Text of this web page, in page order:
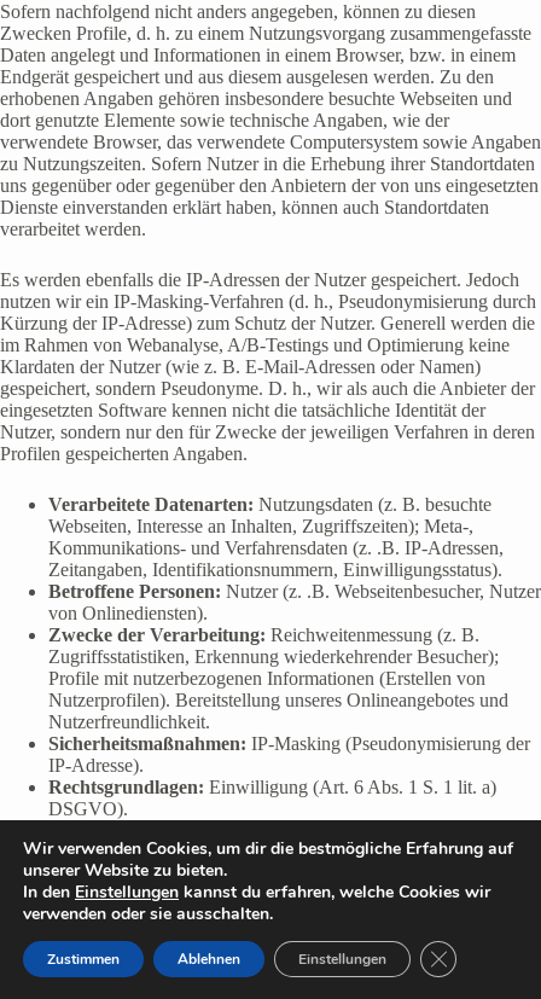
Sofern nachfolgend nicht anders angegeben, können zu diesen
Zwecken Profile, d. h. zu einem Nutzungsvorgang zusammengefasste
Daten angelegt und Informationen in einem Browser, bzw. in einem
Endgerät gespeichert und aus diesem ausgelesen werden. Zu den
erhobenen Angaben gehören insbesondere besuchte Webseiten und
dort genutzte Elemente sowie technische Angaben, wie der
verwendete Browser, das verwendete Computersystem sowie Angaben
zu Nutzungszeiten. Sofern Nutzer in die Erhebung ihrer Standortdaten
uns gegenüber oder gegenüber den Anbietern der von uns eingesetzten
Dienste einverstanden erklärt haben, können auch Standortdaten
verarbeitet werden.
Es werden ebenfalls die IP-Adressen der Nutzer gespeichert. Jedoch
nutzen wir ein IP-Masking-Verfahren (d. h., Pseudonymisierung durch
Kürzung der IP-Adresse) zum Schutz der Nutzer. Generell werden die
im Rahmen von Webanalyse, A/B-Testings und Optimierung keine
Klardaten der Nutzer (wie z. B. E-Mail-Adressen oder Namen)
gespeichert, sondern Pseudonyme. D. h., wir als auch die Anbieter der
eingesetzten Software kennen nicht die tatsächliche Identität der
Nutzer, sondern nur den für Zwecke der jeweiligen Verfahren in deren
Profilen gespeicherten Angaben.
Verarbeitete Datenarten: Nutzungsdaten (z. B. besuchte
Webseiten, Interesse an Inhalten, Zugriffszeiten); Meta-,
Kommunikations- und Verfahrensdaten (z. .B. IP-Adressen,
Zeitangaben, Identifikationsnummern, Einwilligungsstatus).
Betroffene Personen: Nutzer (z. .B. Webseitenbesucher, Nutzer
von Onlinediensten).
Zwecke der Verarbeitung: Reichweitenmessung (z. B.
Zugriffsstatistiken, Erkennung wiederkehrender Besucher);
Profile mit nutzerbezogenen Informationen (Erstellen von
Nutzerprofilen). Bereitstellung unseres Onlineangebotes und
Nutzerfreundlichkeit.
Sicherheitsmaßnahmen: IP-Masking (Pseudonymisierung der
IP-Adresse).
Rechtsgrundlagen: Einwilligung (Art. 6 Abs. 1 S. 1 lit. a)
DSGVO).
Weitere Hinweise zu Verarbeitungsprozessen, Verfahren und
Diensten:
Messung und Analyse der Nutzung unseres Onlineangebotes auf
der Grundlage einer pseudonymen
Wir verwenden Cookies, um dir die bestmögliche Erfahrung auf
unserer Website zu bieten.
In den Einstellungen kannst du erfahren, welche Cookies wir
verwenden oder sie ausschalten.
Zustimmen Ablehnen Einstellungen GDPR